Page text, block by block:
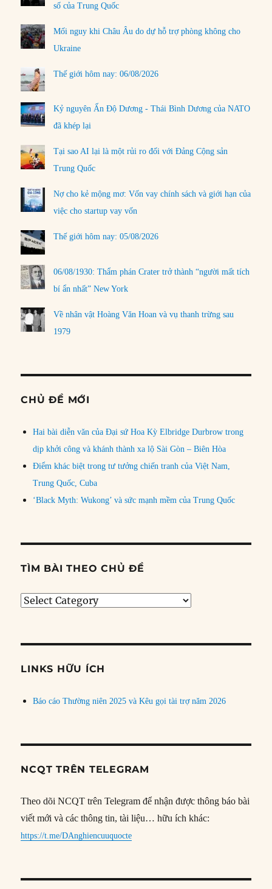
số của Trung Quốc
Mối nguy khi Châu Âu do dự hỗ trợ phòng không cho
Ukraine
Thế giới hôm nay: 06/08/2026
Kỷ nguyên Ấn Độ Dương - Thái Bình Dương của NATO
đã khép lại
Tại sao AI lại là một rủi ro đối với Đảng Cộng sản
Trung Quốc
Nợ cho kẻ mộng mơ: Vốn vay chính sách và giới hạn của
việc cho startup vay vốn
Thế giới hôm nay: 05/08/2026
06/08/1930: Thẩm phán Crater trở thành “người mất tích
bí ẩn nhất” New York
Về nhân vật Hoàng Văn Hoan và vụ thanh trừng sau
1979
CHỦ ĐỀ MỚI
Hai bài diễn văn của Đại sứ Hoa Kỳ Elbridge Durbrow trong
dịp khởi công và khánh thành xa lộ Sài Gòn – Biên Hòa
Điểm khác biệt trong tư tưởng chiến tranh của Việt Nam,
Trung Quốc, Cuba
‘Black Myth: Wukong’ và sức mạnh mềm của Trung Quốc
TÌM BÀI THEO CHỦ ĐỀ
Tìm
đề
LINKS HỮU ÍCH
Báo cáo Thường niên 2025 và Kêu gọi tài trợ năm 2026
NCQT TRÊN TELEGRAM
Theo dõi NCQT trên Telegram để nhận được thông báo bài
viết mới và các thông tin, tài liệu… hữu ích khác:
https://t.me/DAnghiencuuquocte